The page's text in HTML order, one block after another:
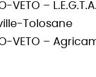
VETO –
Tolosane
VETO –